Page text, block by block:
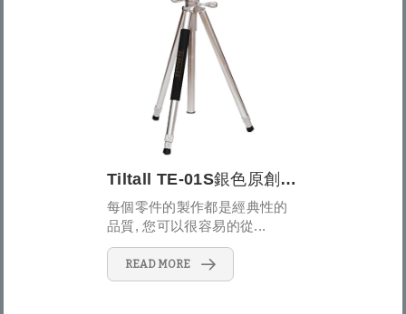
Tiltall TE-01S銀色原創經典三腳架
每個零件的製作都是經典性的
品質, 您可以很容易的從...
READ MORE